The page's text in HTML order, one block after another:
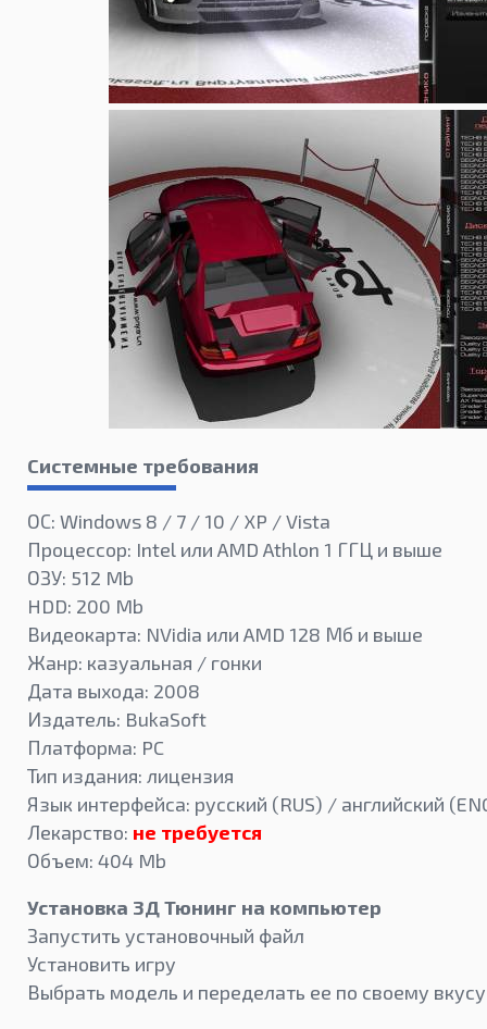
Системные требования
ОС: Windows 8 / 7 / 10 / XP / Vista
Процессор: Intel или AMD Athlon 1 ГГЦ и выше
ОЗУ: 512 Mb
HDD: 200 Mb
Видеокарта: NVidia или AMD 128 Мб и выше
Жанр: казуальная / гонки
Дата выхода: 2008
Издатель: BukaSoft
Платформа: PC
Тип издания: лицензия
Язык интерфейса: русский (RUS) / английский
Лекарство: не требуется
Объем: 404 Mb
Установка 3Д Тюнинг на компьютер
Запустить установочный файл
Установить игру
Выбрать модель и переделать ее по своему